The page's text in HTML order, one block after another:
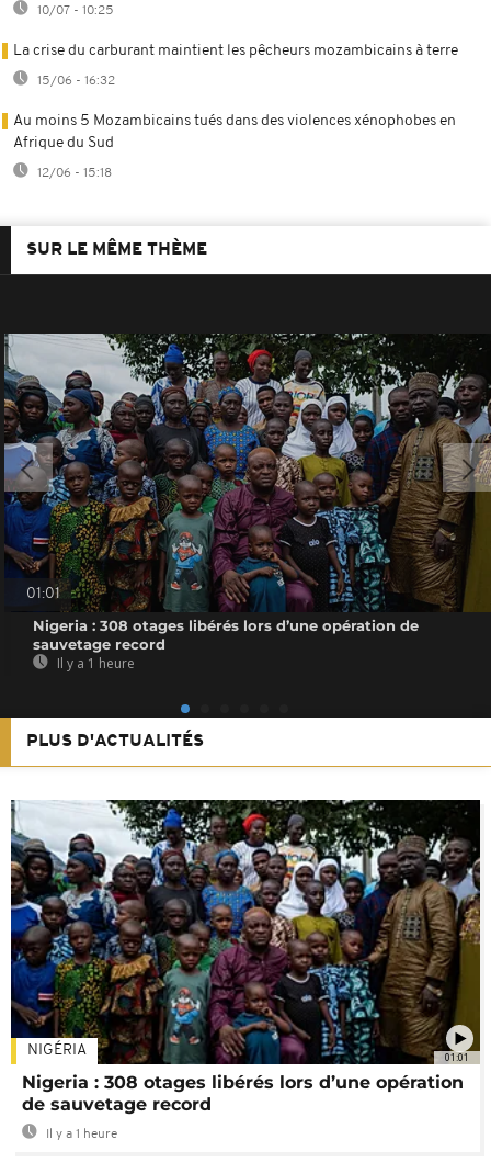
10/07 - 10:25
La crise du carburant maintient les pêcheurs mozambicains à terre
15/06 - 16:32
Au moins 5 Mozambicains tués dans des violences xénophobes en
Afrique du Sud
12/06 - 15:18
SUR LE MÊME THÈME
01:01
Nigeria : 308 otages libérés lors d’une opération de
sauvetage record
Il y a 1 heure
PLUS D'ACTUALITÉS
01:01
NIGÉRIA
Nigeria : 308 otages libérés lors d’une opération
de sauvetage record
Il y a 1 heure